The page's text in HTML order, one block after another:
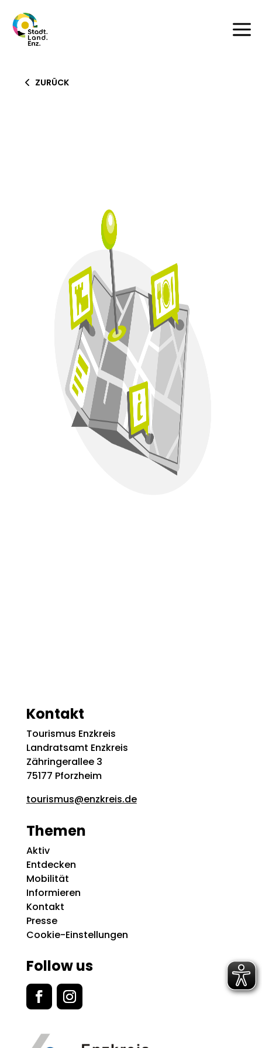
a
ZURÜCK
Kontakt
Tourismus Enzkreis
Landratsamt Enzkreis
Zähringerallee 3
75177 Pforzheim
tourismus@enzkreis.de
Themen
Aktiv
Entdecken
Mobilität
Informieren
Kontakt
Presse
Cookie-Einstellungen
Follow us